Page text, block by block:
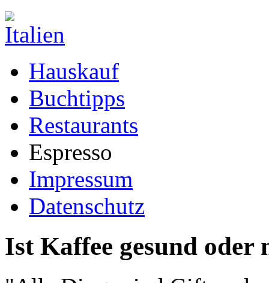
Hauskauf
Buchtipps
Restaurants
Espresso
Impressum
Datenschutz
Ist Kaffee gesund oder